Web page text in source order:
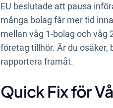
EU beslutade att pausa
många bolag får mer tid
mellan våg 1-bolag och
företag tillhör. Är du osäker,
rapportera framåt.
Quick Fix för